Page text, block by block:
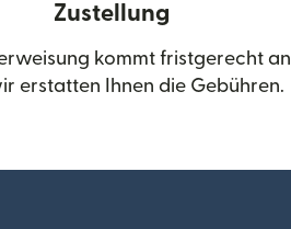
geöffnet)
Zustellung
kommt fristgerecht an
erstatten Ihnen die Gebühren.